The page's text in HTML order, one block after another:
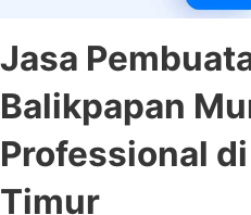
Jasa
Balikpapan
Professional
Timur